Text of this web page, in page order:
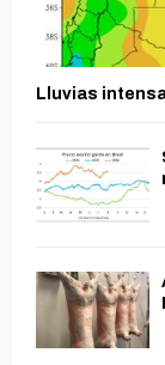
Lluvias